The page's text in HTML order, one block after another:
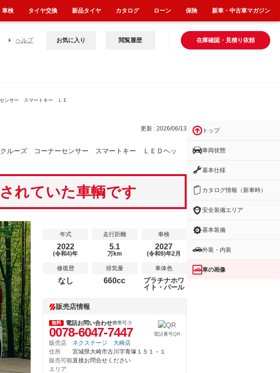
ヘルプ 在庫確認・見積り依頼
お気に入り 閲覧履歴
ンサー スマートキー ＬＥ
更新 : 2026/06/13
ルーズ コーナーセンサー スマートキー ＬＥＤヘッ
れていた車輌です
年式
2022
(令和4)年
走行距離
5.1
万km
車検
2027
(令和9)年2月
修復歴
なし
排気量
660cc
車体色
プラチナホワ
イト・パール
販売店情報
無料 電話お問い合わせ携帯可
0078-6047-7447 電話番号QR
販売店
ネクステージ 大崎店
住所
宮城県大崎市古川字青塚１５１－１
販売可能
エリア
直接お問合せください
トップ
車両状態
基本仕様
カタログ情報（新車時）
安全装備エリア
基本装備
外装・内装
車の画像
車検 タイヤ交換 新品タイヤ カタログ ローン 保険 新車・中古車マガジン